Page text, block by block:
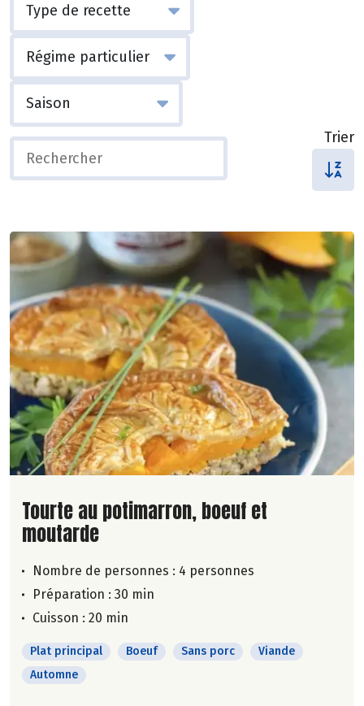
Trier
Lire la suite de la recette
Tourte au potimarron, boeuf et
moutarde
Nombre de personnes : 4 personnes
Préparation : 30 min
Cuisson : 20 min
Plat principal Boeuf Sans porc
Viande
Automne